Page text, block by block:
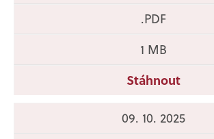
.PDF
1 MB
Stáhnout
09. 10. 2025